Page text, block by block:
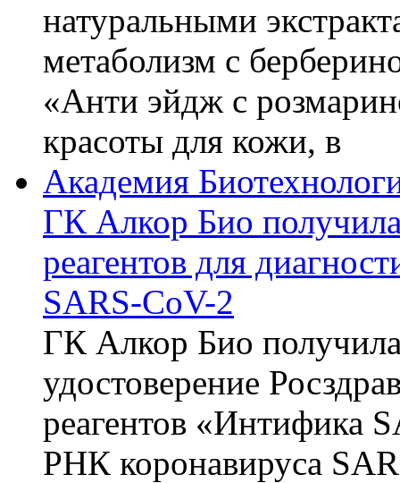
натуральными
метаболизм с
«Анти эйдж с
красоты для кожи, в
Академия
ГК Алкор Био
реагентов для
SARS-CoV-2
ГК Алкор Био
удостоверение
реагентов «Интифика
РНК коронавируса